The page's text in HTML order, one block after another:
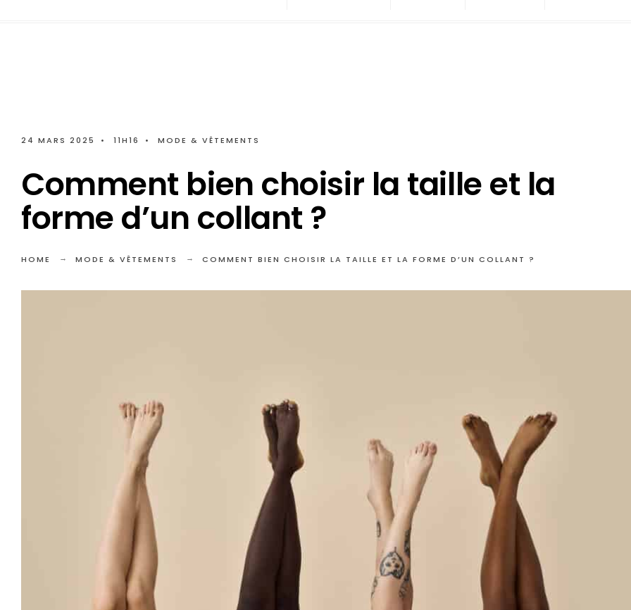
24 MARS 2025 • 11H16 • MODE & VÊTEMENTS
Comment bien choisir la taille et la
forme d’un collant ?
HOME MODE & VÊTEMENTS COMMENT BIEN CHOISIR LA TAILLE ET LA FORME D’UN COLLANT ?